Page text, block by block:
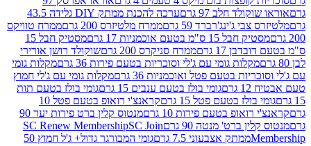
חלב 97 גרם
ערכה להכנת ממתק DIY גלידה 43.5
ג'ינג'רברד 59 גרם
ממרח מלטיזרס 200 גרם
ממרח טוויקס
15 ס"מ בטעם אוכמניות 17 גרם
מסטיק חבל 15
17 גרם
ממרח סניקרס 200 גרם
שוקולד רושן אורירי
מקלות גומי עם ג'לי וסוכריות בטעם פירות 36 גרם
מקלות גומי
בטעם פטל ואוכמניות 36 גרם
מקלות גומי עם ג'לי חמוץ
גומי בולז בטעם ענבים 15 גרם
גומי בולז בטעם תות
בולז בטעם פטל 15 גרם
קראנצ'י רואופ בטעם פטל 10
בטעם פירות 10 גרם
מנטוס קלין ברט פירות יער 90
ברט' מנטה 90 גרם
SC Renew MembershipSC Join
ממתק אצבעוני 7.5 גרם
גומי המבורגר גדול+ ג'ל חמוץ 50